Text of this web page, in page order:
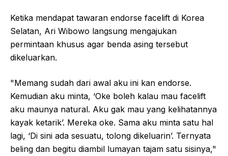
Ketika mendapat tawaran endorse facelift di Korea
Selatan, Ari Wibowo langsung mengajukan
permintaan khusus agar benda asing tersebut
dikeluarkan.
"Memang sudah dari awal aku ini kan endorse.
Kemudian aku minta, ‘Oke boleh kalau mau facelift
aku maunya natural. Aku gak mau yang kelihatannya
kayak ketarik’. Mereka oke. Sama aku minta satu hal
lagi, ‘Di sini ada sesuatu, tolong dikeluarin’. Ternyata
beling dan begitu diambil lumayan tajam satu sisinya,"